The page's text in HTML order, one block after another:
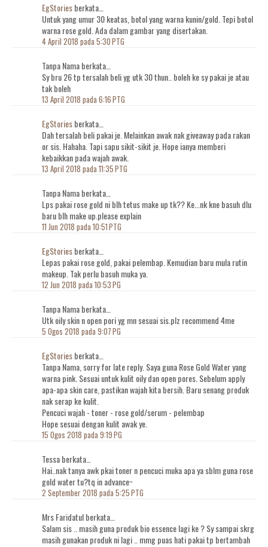
EgStoriesberkata…
Untuk yang umur 30 keatas, botol yang warna kunin/gold. Tepi botol
warna rose gold. Ada dalam gambar yang disertakan.
4 April 2018 pada 5:30 PTG
Tanpa Nama berkata…
Sy bru 26 tp tersalah beli yg utk 30 thun.. boleh ke sy pakai je atau
tak boleh
13 April 2018 pada 6:16 PTG
EgStoriesberkata…
Dah tersalah beli pakai je. Melainkan awak nak giveaway pada rakan
or sis. Hahaha. Tapi sapu sikit-sikit je. Hope ianya memberi
kebaikkan pada wajah awak.
13 April 2018 pada 11:35 PTG
Tanpa Nama berkata…
Lps pakai rose gold ni blh tetus make up tk?? Ke...nk kne basuh dlu
baru blh make up.please explain
11 Jun 2018 pada 10:51 PTG
EgStoriesberkata…
Lepas pakai rose gold, pakai pelembap. Kemudian baru mula rutin
makeup. Tak perlu basuh muka ya.
12 Jun 2018 pada 10:53 PG
Tanpa Nama berkata…
Utk oily skin n open pori yg mn sesuai sis.plz recommend 4me
5 Ogos 2018 pada 9:07 PG
EgStoriesberkata…
Tanpa Nama, sorry for late reply. Saya guna Rose Gold Water yang
warna pink. Sesuai untuk kulit oily dan open pores. Sebelum apply
apa-apa skin care, pastikan wajah kita bersih. Baru senang produk
nak serap ke kulit.
Pencuci wajah - toner - rose gold/serum - pelembap
Hope sesuai dengan kulit awak ye.
15 Ogos 2018 pada 9:19 PG
Tessa berkata…
Hai..nak tanya awk pkai toner n pencuci muka apa ya sblm guna rose
gold water tu?tq in advance~
2 September 2018 pada 5:25 PTG
Mrs Faridatul berkata…
Salam sis .. masih guna produk bio essence lagi ke ? Sy sampai skrg
masih gunakan produk ni lagi .. mmg puas hati pakai tp bertambah